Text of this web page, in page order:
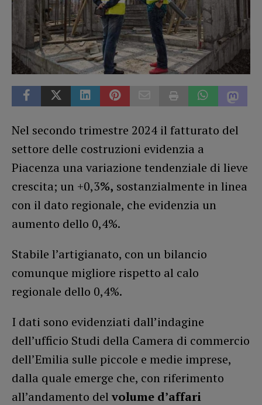
Nel secondo trimestre 2024 il fatturato del
settore delle costruzioni evidenzia a
Piacenza una variazione tendenziale di lieve
crescita; un +0,3%, sostanzialmente in linea
con il dato regionale, che evidenzia un
aumento dello 0,4%.
Stabile l’artigianato, con un bilancio
comunque migliore rispetto al calo
regionale dello 0,4%.
I dati sono evidenziati dall’indagine
dell’ufficio Studi della Camera di commercio
dell’Emilia sulle piccole e medie imprese,
dalla quale emerge che, con riferimento
all’andamento del volume d’affari